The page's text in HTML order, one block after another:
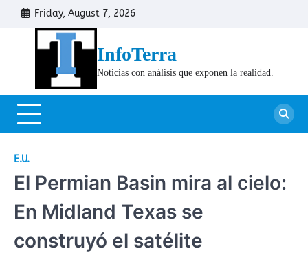
Skip
content
Friday, August 7, 2026
InfoTerra
Noticias con análisis que exponen la realidad.
E.U.
El Permian Basin mira al cielo:
En Midland Texas se
construyó el satélite